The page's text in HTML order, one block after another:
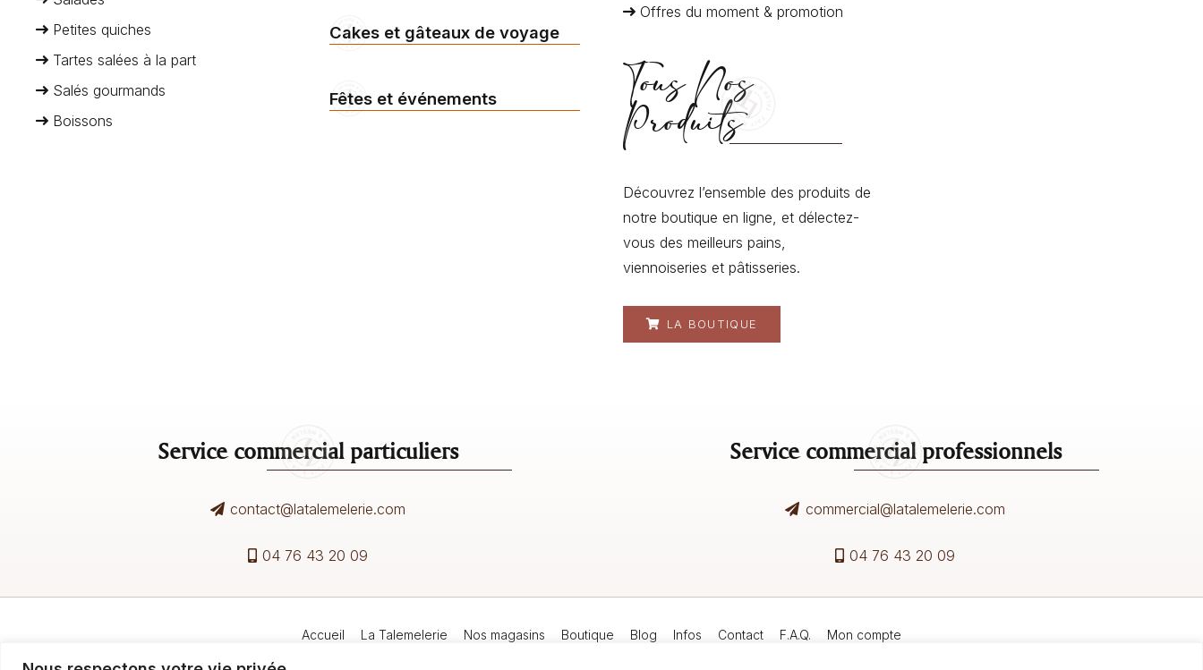
Petites quiches
Tartes salées à la part
Salés gourmands
Boissons
Cakes et gâteaux de voyage
Fêtes et événements
Offres du moment & promotion
Tous Nos
Produits
Découvrez l’ensemble des produits de
notre boutique en ligne, et délectez-
vous des meilleurs pains,
viennoiseries et pâtisseries.
LA BOUTIQUE
Service commercial particuliers
contact@latalemelerie.com
04 76 43 20 09
Service commercial professionnels
commercial@latalemelerie.com
04 76 43 20 09
Accueil La Talemelerie Nos magasins Boutique Blog Infos Contact F.A.Q. Mon compte